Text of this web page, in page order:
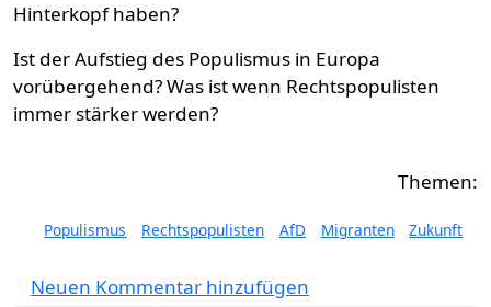
Hinterkopf haben?
Ist der Aufstieg des Populismus in Europa
vorübergehend? Was ist wenn Rechtspopulisten
immer stärker werden?
Populismus Rechtspopulisten AfD Migranten Zukunft
Neuen Kommentar hinzufügen